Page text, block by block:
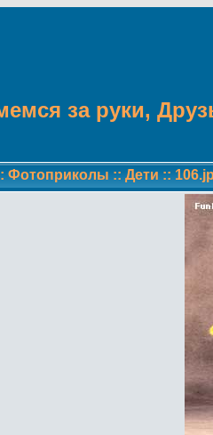
за руки,
Фотоприколы :: Дети ::